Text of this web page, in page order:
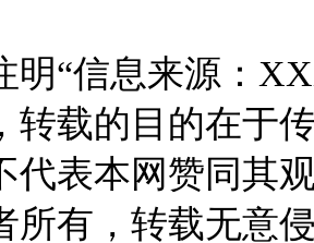
“信息来源：
转载的目的在于
代表本网赞同其
所有，转载无意